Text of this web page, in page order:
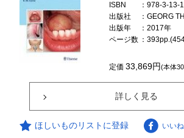
ISBN
：978-3-13-
出版社
：GEORG
出版年
：2017年
ページ数 ：
定価33,869円(本体
詳しく見る
ほしいものリストに登録 いいね